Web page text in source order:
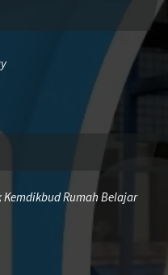
Rumah Belajar